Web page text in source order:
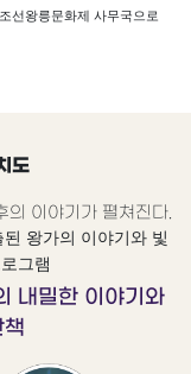
선왕릉문화제 사무국으로
도
의 이야기가 펼쳐진다.
왕가의 이야기와 빛
그램
내밀한 이야기와